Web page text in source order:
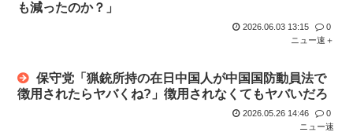
クリミア半島に入る道路が地獄絵図
【ジャップ】女優の広瀬すず「私、麺と納豆が全然許せない。
私、麺と...
100歩譲って「下着姿」ならまだわかるけど、「スカートを下
も減ったのか？」
2026.06.03 13:15
0
ニュー速＋
保守党「猟銃所持の在日中国人が中国国防動員法で
徴用されたらヤバくね?」徴用されなくてもヤバいだろ
2026.05.26 14:46
0
ニュー速